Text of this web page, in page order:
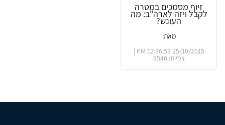
זיוף מסמכים במטרה
לקבל ויזה לארה"ב: מה
העונש?
מאת:
25/10/2015 12:36:53 PM |
צפיות: 3546